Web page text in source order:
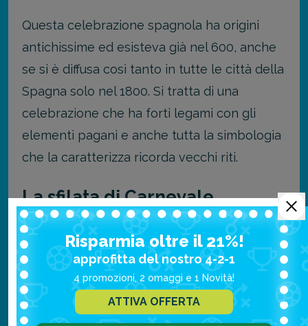
Questa celebrazione spagnola ha origini
antichissime ed esisteva già nel 600, anche
se si è diffusa così tanto in tutte le città della
Spagna solo nel 1800. Si tratta di una
celebrazione che ha forti legami con gli
elementi pagani e anche tutta la simbologia
che la caratterizza ricorda vecchi riti.
La sfilata di Carnevale
Il momento clou di ogni carnevale che si
rispetti è quello della sfilata, eMadrid
non fa
eccezione. Tutte le celebrazioni
carnevalesche, infatti, ogni anno cominciano
con una grande sfilata che però qui in
Risparmia oltre il 21%!
approfitta del nostro 4-2-1
4 promozioni, 2 omaggi e 1 Novità!
ATTIVA OFFERTA